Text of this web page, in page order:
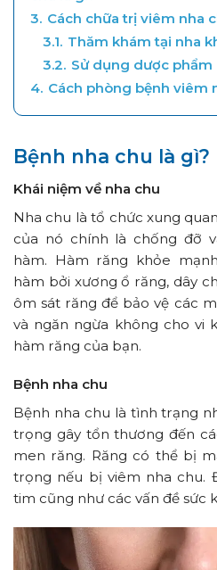
3. Cách chữa trị viêm nha
3.1. Thăm khám tại nha
3.2. Sử dụng dược phẩm
4. Cách phòng bệnh viêm
Bệnh nha chu là gì?
Khái niệm về nha chu
Nha chu là tổ chức xung
của nó chính là chống đỡ
hàm. Hàm răng khỏe
hàm bởi xương ổ răng, dây
ôm sát răng để bảo vệ các
và ngăn ngừa không cho vi
hàm răng của bạn.
Bệnh nha chu
Bệnh nha chu là tình trạng
trọng gây tổn thương đến
men răng. Răng có thể bị
trọng nếu bị viêm nha chu.
tim cũng như các vấn đề sức